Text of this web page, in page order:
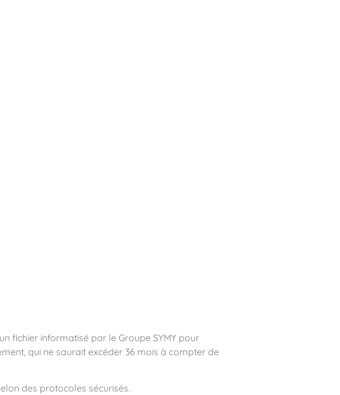
fichier informatisé par le Groupe SYMY pour
qui ne saurait excéder 36 mois à compter de
des protocoles sécurisés.